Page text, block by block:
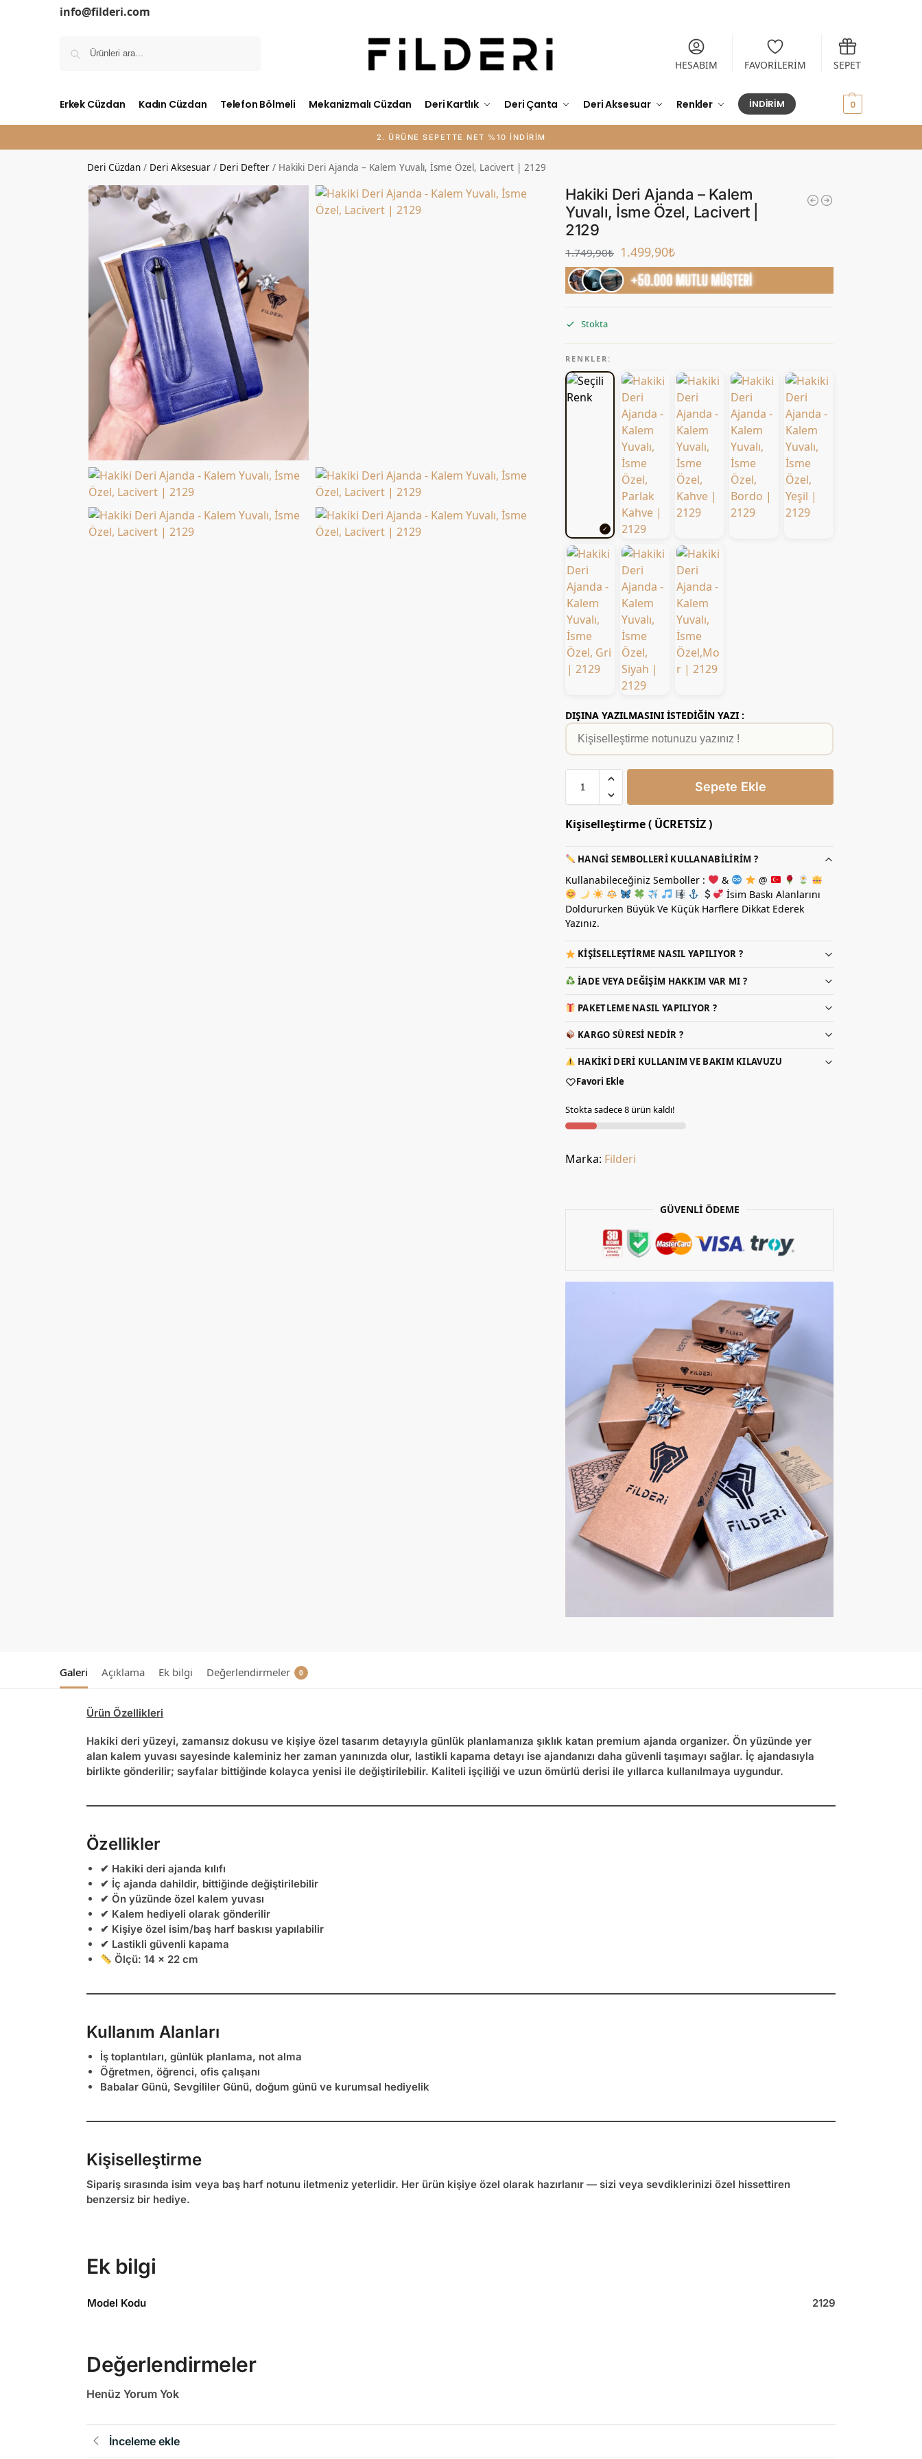
info@filderi.com
HESABIM FAVORİLERİM SEPET
Erkek Cüzdan Kadın Cüzdan Telefon Bölmeli Mekanizmalı Cüzdan Deri Kartlık Deri Çanta Deri Aksesuar Renkler İNDİRİM 0
2. ÜRÜNE SEPETTE NET %10 İNDİRİM
Deri Cüzdan / Deri Aksesuar / Deri Defter / Hakiki Deri Ajanda – Kalem Yuvalı, İsme Özel, Lacivert | 2129
Hakiki Deri Ajanda – Kalem
Yuvalı, İsme Özel, Lacivert |
2129
1.749,90₺ 1.499,90₺
Stokta
RENKLER:
DIŞINA YAZILMASINI İSTEDİĞİN YAZI :
Sepete Ekle
Kişiselleştirme ( ÜCRETSİZ )
HANGI SEMBOLLERI KULLANABILIRIM ?
Kullanabileceğiniz Semboller : &
@
İsim Baskı Alanlarını
Doldururken Büyük Ve Küçük Harflere Dikkat Ederek
Yazınız.
KIŞISELLEŞTIRME NASIL YAPILIYOR ?
İADE VEYA DEĞIŞIM HAKKIM VAR MI ?
PAKETLEME NASIL YAPILIYOR ?
KARGO SÜRESI NEDIR ?
HAKIKI DERI KULLANIM VE BAKIM KILAVUZU
Favori Ekle
Stokta sadece 8 ürün kaldı!
Marka: Filderi
GÜVENLİ ÖDEME
Galeri Açıklama Ek bilgi Değerlendirmeler 0
Ürün Özellikleri
Hakiki deri yüzeyi, zamansız dokusu ve kişiye özel tasarım detayıyla günlük planlamanıza şıklık katan premium ajanda organizer. Ön yüzünde yer
alan kalem yuvası sayesinde kaleminiz her zaman yanınızda olur, lastikli kapama detayı ise ajandanızı daha güvenli taşımayı sağlar. İç ajandasıyla
birlikte gönderilir; sayfalar bittiğinde kolayca yenisi ile değiştirilebilir. Kaliteli işçiliği ve uzun ömürlü derisi ile yıllarca kullanılmaya uygundur.
Özellikler
✔ Hakiki deri ajanda kılıfı
✔ İç ajanda dahildir, bittiğinde değiştirilebilir
✔ Ön yüzünde özel kalem yuvası
✔ Kalem hediyeli olarak gönderilir
✔ Kişiye özel isim/baş harf baskısı yapılabilir
✔ Lastikli güvenli kapama
Ölçü: 14 x 22 cm
Kullanım Alanları
İş toplantıları, günlük planlama, not alma
Öğretmen, öğrenci, ofis çalışanı
Babalar Günü, Sevgililer Günü, doğum günü ve kurumsal hediyelik
Kişiselleştirme
Sipariş sırasında isim veya baş harf notunu iletmeniz yeterlidir. Her ürün kişiye özel olarak hazırlanır — sizi veya sevdiklerinizi özel hissettiren
benzersiz bir hediye.
Ek bilgi
Model Kodu 2129
Değerlendirmeler
Henüz Yorum Yok
İnceleme ekle